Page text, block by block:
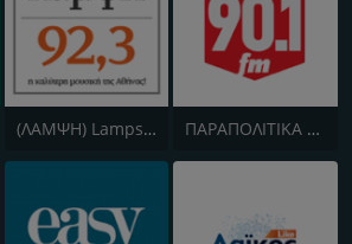
(ΛΑΜΨΗ) Lampsi 92.3 FM ΠΑΡΑΠΟΛΙΤΙΚΑ 90.1 FM